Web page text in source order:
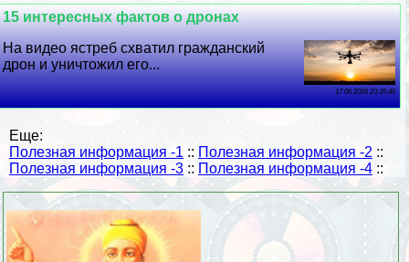
15 интересных фактов о дронах
На видео ястреб схватил гражданский
дрон и уничтожил его...
17 06 2026 23:35:46
Еще:
Полезная информация -1 :: Полезная информация -2 ::
Полезная информация -3 :: Полезная информация -4 ::